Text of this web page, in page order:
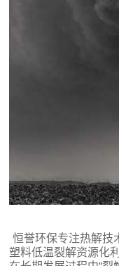
恒誉环保专注热解技
塑料低温裂解资源化